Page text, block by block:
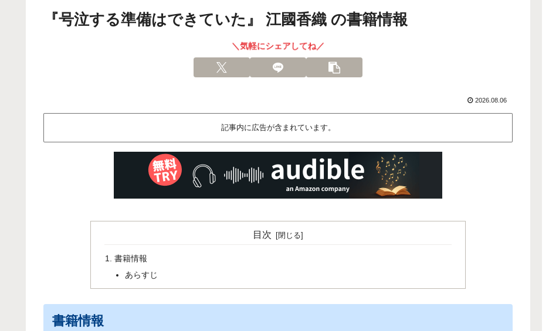
『号泣する準備はできていた』 江國香織 の書籍情報
＼気軽にシェアしてね／
2026.08.06
記事内に広告が含まれています。
目次
書籍情報
あらすじ
書籍情報